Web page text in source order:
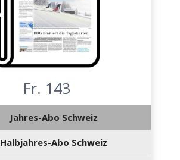
Fr. 143
Jahres-Abo Schweiz
Halbjahres-Abo Schweiz